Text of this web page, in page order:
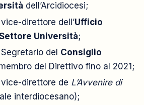
dell’Arcidiocesi;
direttore dell’Ufficio
Università;
del Consiglio
del Direttivo fino al 2021;
direttore de L’Avvenire di
interdiocesano);